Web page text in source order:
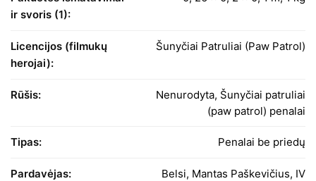
ir svoris (1):
Licencijos (filmukų
herojai):
Šunyčiai Patruliai (Paw Patrol)
Rūšis:
Nenurodyta, Šunyčiai patruliai
(paw patrol) penalai
Tipas: Penalai be priedų
Pardavėjas: Belsi, Mantas Paškevičius, IV